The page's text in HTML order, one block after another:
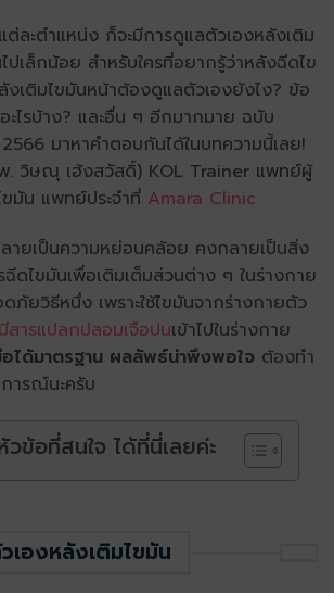
ต่ละตำแหน่ง ก็จะมีการดูแลตัวเองหลังเติม
เล็กน้อย สำหรับใครที่อยากรู้ว่าหลังฉีดไข
งเติมไขมันหน้าต้องดูแลตัวเองยังไง? ข้อ
ะไรบ้าง? และอื่น ๆ อีกมากมาย ฉบับ
มาหาคำตอบกันได้ในบทความนี้เลย!
. วิษณุ เฮ้งสวัสดิ์) KOL Trainer แพทย์ผู้
มัน แพทย์ประจำที่ Amara Clinic
ายเป็นความหย่อนคล้อย คงกลายเป็นสิ่ง
ดไขมันเพื่อเติมเต็มส่วนต่าง ๆ ในร่างกาย
ภัยวิธีหนึ่ง เพราะใช้ไขมันจากร่างกายตัว
สารแปลกปลอมเจือปนเข้าไปในร่างกาย
ได้มาตรฐาน ผลลัพธ์น่าพึงพอใจ ต้องทำ
ารณ์นะครับ
ข้อที่สนใจ ได้ที่นี่เลยค่ะ
เองหลังเติมไขมัน